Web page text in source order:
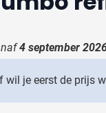
Toon submenu voor
Toon submenu voor
Toon submenu voor
4 september
wil je eerst de prijs